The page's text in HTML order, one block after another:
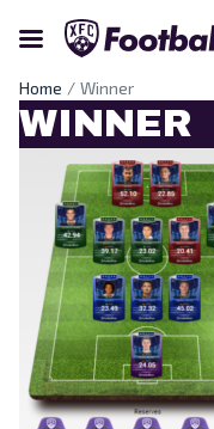
Home Winner
WINNER